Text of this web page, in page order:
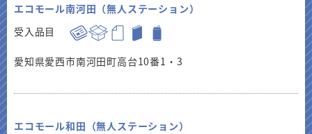
エコモール南河田（無人ステーション）
受入品目
愛知県愛西市南河田町高台10番1・3
エコモール和田（無人ステーション）